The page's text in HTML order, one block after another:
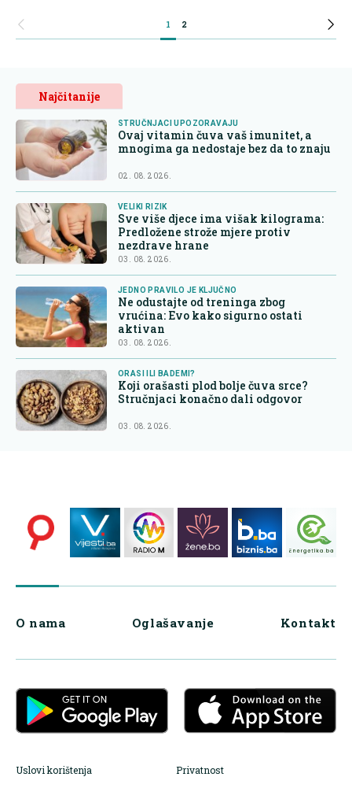
1 2
Najčitanije
STRUČNJACI UPOZORAVAJU
Ovaj vitamin čuva vaš imunitet, a
mnogima ga nedostaje bez da to znaju
02. 08. 2026.
VELIKI RIZIK
Sve više djece ima višak kilograma:
Predložene strože mjere protiv
nezdrave hrane
03. 08. 2026.
JEDNO PRAVILO JE KLJUČNO
Ne odustajte od treninga zbog
vrućina: Evo kako sigurno ostati
aktivan
03. 08. 2026.
ORASI ILI BADEMI?
Koji orašasti plod bolje čuva srce?
Stručnjaci konačno dali odgovor
03. 08. 2026.
O nama Oglašavanje Kontakt
Uslovi korištenja Privatnost